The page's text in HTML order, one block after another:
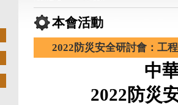
本會活動
2022防災安全研討會：工
中
2022防災